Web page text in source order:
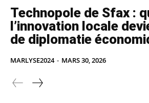
Technopole de Sfax :
l’innovation locale
de diplomatie
MARLYSE2024 - MARS 30, 2026